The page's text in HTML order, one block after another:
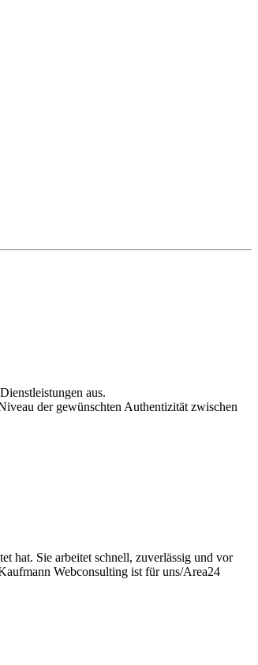
aus.
der gewünschten Authentizität zwischen
hat. Sie arbeitet schnell, zuverlässig und vor
Webconsulting ist für uns/Area24